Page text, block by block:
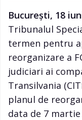
București, 18
Tribunalul
termen pentru
reorganizare a
judiciari ai
Transilvania
planul de
data de 7 martie